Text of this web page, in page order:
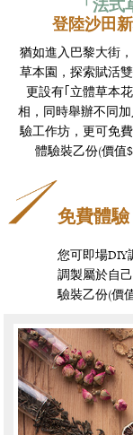
「法式
登陸沙田
猶如進入巴黎大街
草本園，探索賦活
更設有｢立體草本
相，同時舉辦不同
驗工作坊，更可免
體驗裝乙份(價值
免費體驗
您可即場DIY
調製屬於自
驗裝乙份(價